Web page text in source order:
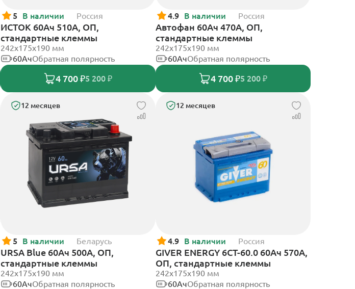
5 В наличии Россия
ИСТОК 60Ач 510А, ОП,
стандартные клеммы
242x175x190 мм
60АчОбратная полярность
4 700 ₽5 200 ₽
4.9 В наличии Россия
Автофан 60Ач 470А, ОП,
стандартные клеммы
242х175х190 мм
60АчОбратная полярность
4 700 ₽5 200 ₽
12 месяцев
5 В наличии Беларусь
URSA Blue 60Ач 500А, ОП,
стандартные клеммы
242х175х190 мм
60АчОбратная полярность
12 месяцев
4.9 В наличии Россия
GIVER ENERGY 6СТ-60.0 60Ач 570А,
ОП, стандартные клеммы
242х175х190 мм
60АчОбратная полярность